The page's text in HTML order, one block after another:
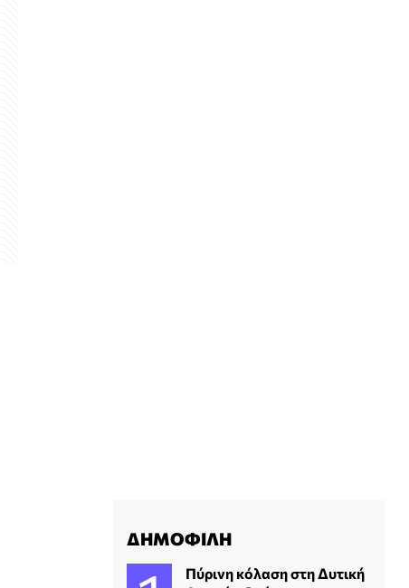
ΔΗΜΟΦΙΛΗ
Πύρινη κόλαση στη Δυτική